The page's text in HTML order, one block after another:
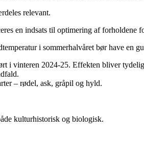
relevant.
en indsats til optimering af forholdene
i sommerhalvåret bør have en
i vinteren 2024-25. Effekten bliver
– rødel, ask, gråpil og hyld.
kulturhistorisk og biologisk.